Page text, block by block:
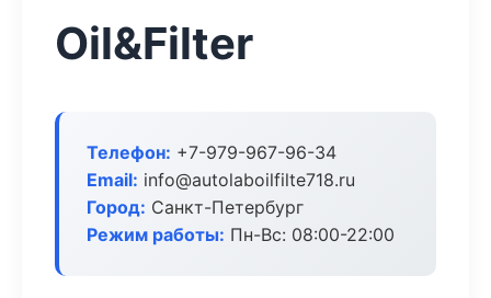
Oil&Filter
Телефон: +7-979-967-96-34
Email: info@autolaboilfilte718.ru
Город: Санкт-Петербург
Режим работы: Пн-Вс: 08:00-22:00